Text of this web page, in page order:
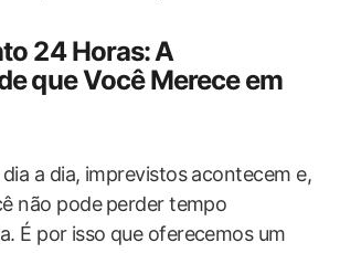
24 Horas: ⁤A
⁤que ​Você Merece‍ em
a dia, imprevistos acontecem e,‍
não‌ pode ⁢perder tempo
É por ⁢isso que oferecemos um